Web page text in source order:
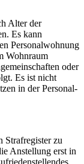
Alter der
Es kann
Personalwohnung
Wohnraum
oder
Es ist nicht
in der Personal-
Strafregister zu
Anstellung erst in